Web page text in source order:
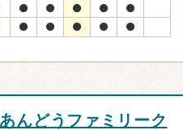
んどうファミリーク